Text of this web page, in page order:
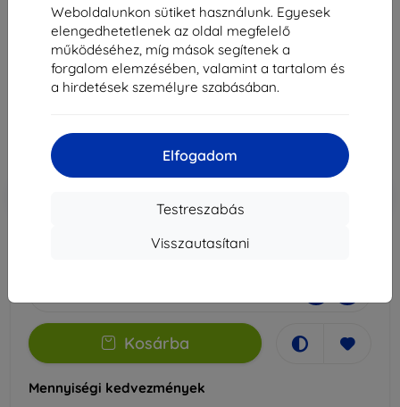
Weboldalunkon sütiket használunk. Egyesek
elengedhetetlenek az oldal megfelelő
működéséhez, míg mások segítenek a
forgalom elemzésében, valamint a tartalom és
a hirdetések személyre szabásában.
Elfogadom
Testreszabás
Visszautasítani
3mk Silky Matt Privacy védőfólia Google Pixel 7
Pro-hoz
Alkalmas: Google Pixel 7 Pro
5 089 Ft
Ár ÁFA nelkül
Kosárba
Mennyiségi kedvezmények